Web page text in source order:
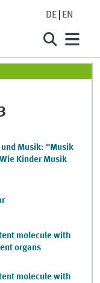
DE EN
Musik: "Musik
Kinder Musik
molecule with
organs
molecule with